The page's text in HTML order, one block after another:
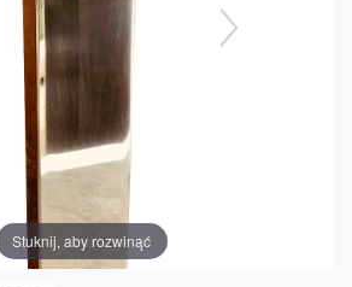
Stuknij, aby rozwinąć